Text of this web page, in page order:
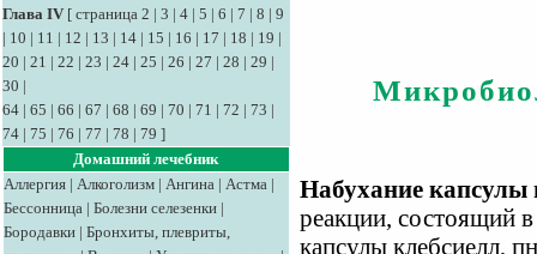
Глава IV [ страница 2 | 3 | 4 | 5 | 6 | 7 | 8 | 9
| 10 | 11 | 12 | 13 | 14 | 15 | 16 | 17 | 18 | 19 |
20 | 21 | 22 | 23 | 24 | 25 | 26 | 27 | 28 | 29 |
30 |
64 | 65 | 66 | 67 | 68 | 69 | 70 | 71 | 72 | 73 |
74 | 75 | 76 | 77 | 78 | 79 ]
Домашний лечебник
Аллергия | Алкоголизм | Ангина | Астма |
Бессонница | Болезни селезенки |
Бородавки | Бронхиты, плевриты,
Набухание капсулы
реакции, состоящий
капсулы клебсиелл,